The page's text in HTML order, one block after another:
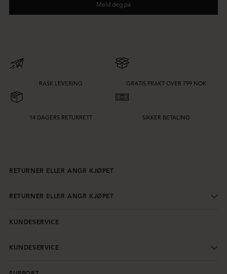
Meld deg på
RASK LEVERING GRATIS FRAKT OVER 799 NOK
14 DAGERS RETURRETT SIKKER BETALING
RETURNER ELLER ANGR KJØPET
RETURNER ELLER ANGR KJØPET
KUNDESERVICE
KUNDESERVICE